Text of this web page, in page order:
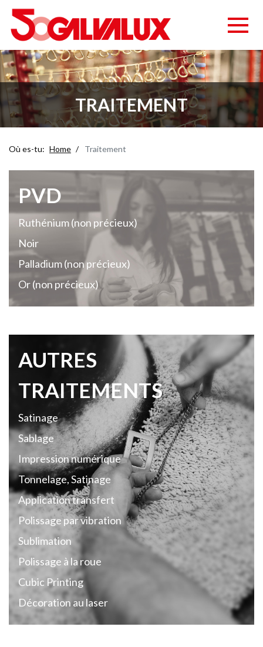
TRAITEMENT
Où es-tu: Home Traitement
PVD
Ruthénium (non précieux)
Noir
Palladium (non précieux)
Or (non précieux)
AUTRES
TRAITEMENTS
Satinage
Sablage
Impression numérique
Tonnelage, Satinage
Application transfert
Polissage par vibration
Sublimation
Polissage à la roue
Cubic Printing
Décoration au laser